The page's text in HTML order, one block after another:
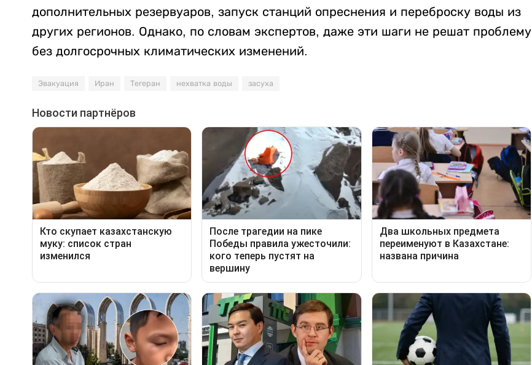
дополнительных резервуаров, запуск станций опреснения и переброску воды из
других регионов. Однако, по словам экспертов, даже эти шаги не решат проблему
без долгосрочных климатических изменений.
Эвакуация Иран Тегеран нехватка воды засуха